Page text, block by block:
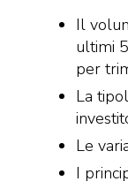
Il
ultimi
per
La
Le
I